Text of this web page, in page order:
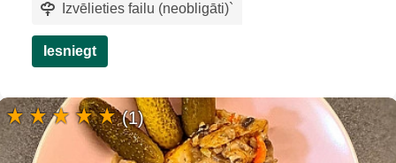
Izvēlieties failu (neobligāti)`
Iesniegt
(1)